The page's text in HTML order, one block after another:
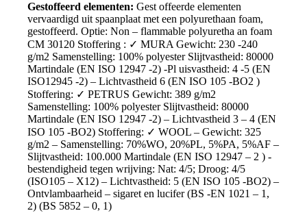
Gestoffeerd elementen: Gest offeerde elementen
vervaardigd uit spaanplaat met een polyurethaan foam,
gestoffeerd. Optie: Non – flammable polyuretha an foam
CM 30120 Stoffering : ✓ MURA Gewicht: 230 -240
g/m2 Samenstelling: 100% polyester Slijtvastheid: 80000
Martindale (EN ISO 12947 -2) -Pl uisvastheid: 4 -5 (EN
ISO12945 -2) – Lichtvastheid 6 (EN ISO 105 -BO2 )
Stoffering: ✓ PETRUS Gewicht: 389 g/m2
Samenstelling: 100% polyester Slijtvastheid: 80000
Martindale (EN ISO 12947 -2) – Lichtvastheid 3 – 4 (EN
ISO 105 -BO2) Stoffering: ✓ WOOL – Gewicht: 325
g/m2 – Samenstelling: 70%WO, 20%PL, 5%PA, 5%AF –
Slijtvastheid: 100.000 Martindale (EN ISO 12947 – 2 ) -
bestendigheid tegen wrijving: Nat: 4/5; Droog: 4/5
(ISO105 – X12) – Lichtvastheid: 5 (EN ISO 105 -BO2) –
Ontvlambaarheid – sigaret en lucifer (BS -EN 1021 – 1,
2) (BS 5852 – 0, 1)